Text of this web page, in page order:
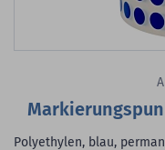
Polyethylen, blau,